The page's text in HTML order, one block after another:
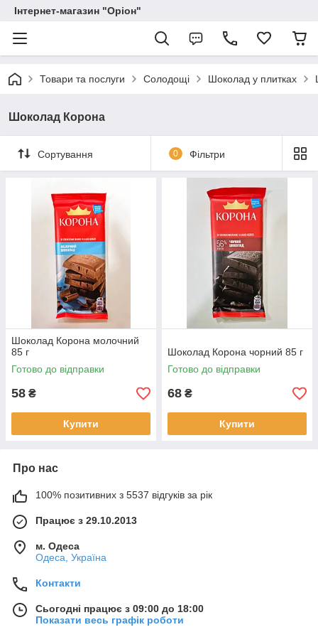
Інтернет-магазин "Оріон"
Товари та послуги Солодощі Шоколад у плитках
Шоколад Корона
Сортування 0 Фільтри
Шоколад Корона молочний
85 г
Готово до відправки
58 ₴
Купити
Шоколад Корона чорний 85 г
Готово до відправки
68 ₴
Купити
Про нас
100% позитивних з 5537 відгуків за рік
Працює з 29.10.2013
м. Одеса
Одеса, Україна
Контакти
Сьогодні працює з 09:00 до 18:00
Показати весь графік роботи